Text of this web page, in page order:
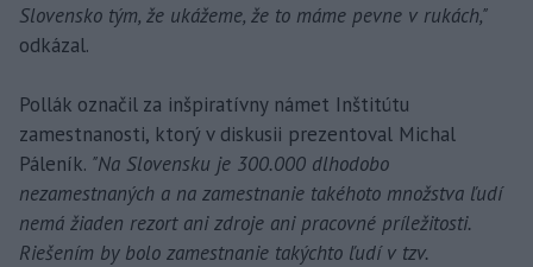
Slovensko tým, že ukážeme, že to máme pevne v rukách,"
odkázal.
Pollák označil za inšpiratívny námet Inštitútu
zamestnanosti, ktorý v diskusii prezentoval Michal
Páleník. "Na Slovensku je 300.000 dlhodobo
nezamestnaných a na zamestnanie takéhoto množstva ľudí
nemá žiaden rezort ani zdroje ani pracovné príležitosti.
Riešením by bolo zamestnanie takýchto ľudí v tzv.